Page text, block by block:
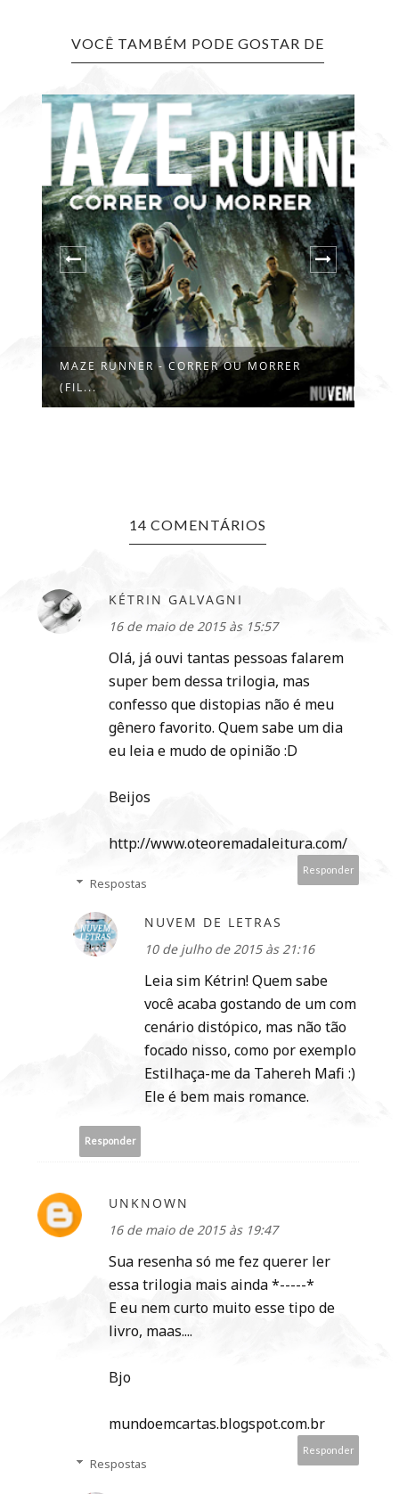
VOCÊ TAMBÉM PODE GOSTAR DE
MAZE RUNNER - CORRER OU MORRER
(FIL...
14 COMENTÁRIOS
KÉTRIN GALVAGNI
16 de maio de 2015 às 15:57
Olá, já ouvi tantas pessoas falarem
super bem dessa trilogia, mas
confesso que distopias não é meu
gênero favorito. Quem sabe um dia
eu leia e mudo de opinião :D
Beijos
http://www.oteoremadaleitura.com/
Responder
Respostas
NUVEM DE LETRAS
10 de julho de 2015 às 21:16
Leia sim Kétrin! Quem sabe
você acaba gostando de um com
cenário distópico, mas não tão
focado nisso, como por exemplo
Estilhaça-me da Tahereh Mafi :)
Ele é bem mais romance.
Responder
UNKNOWN
16 de maio de 2015 às 19:47
Sua resenha só me fez querer ler
essa trilogia mais ainda *-----*
E eu nem curto muito esse tipo de
livro, maas....
Bjo
mundoemcartas.blogspot.com.br
Responder
Respostas